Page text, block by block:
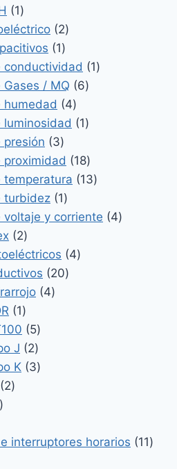
11
producto
22
productos
11
producto
conductividad 11
Gases / MQ 66
humedad 44
productos
luminosidad 11
presión 33
productos
proximidad 1818
productos
temperatura 1313
turbidez 11
producto
voltaje y corriente 44
22
productos
44
2020
44
11
producto
55
productos
J 22
productos
K 33
22
interruptores horarios 1111